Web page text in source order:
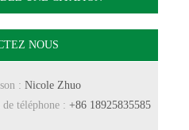
NOUS
: Nicole Zhuo
téléphone : +86 18925835585